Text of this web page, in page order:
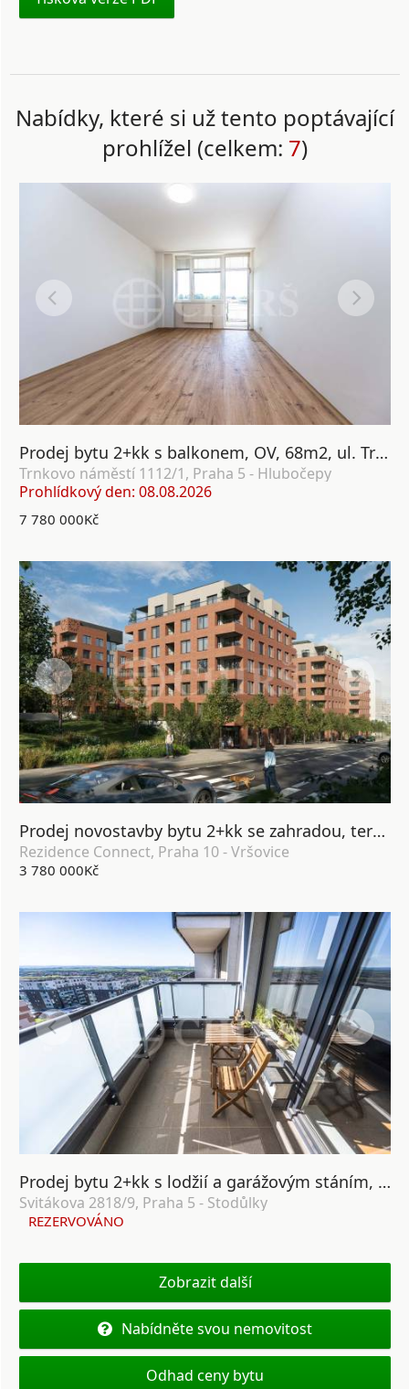
Nabídky, které si už tento poptávající
prohlížel (celkem: 7)
Prodej bytu 2+kk s balkonem, OV, 68m2, ul. Trnkovo náměstí 1112/1, Praha 5 - Hlubočepy
Trnkovo náměstí 1112/1, Praha 5 - Hlubočepy
Prohlídkový den: 08.08.2026
7 780 000Kč
Prodej novostavby bytu 2+kk se zahradou, terasou, lodžií, sklepem a garážovým stáním, DV, 64 m2, Praha 10 - Vršovice
Rezidence Connect, Praha 10 - Vršovice
3 780 000Kč
Prodej bytu 2+kk s lodžií a garážovým stáním, OV, 58m², ul. Svitákova 2818/9, Praha 5 - Stodůlky
Svitákova 2818/9, Praha 5 - Stodůlky
REZERVOVÁNO
Zobrazit další
Nabídněte svou nemovitost
Odhad ceny bytu